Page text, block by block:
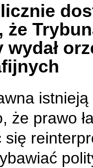
że prawo
się